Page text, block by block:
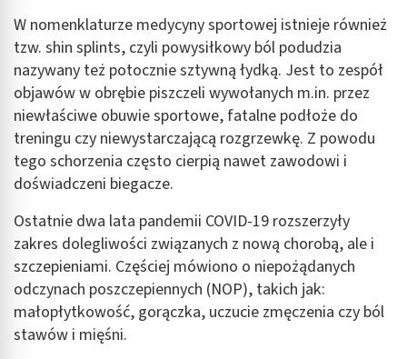
W nomenklaturze medycyny sportowej istnieje również
tzw. shin splints, czyli powysiłkowy ból podudzia
nazywany też potocznie sztywną łydką. Jest to zespół
objawów w obrębie piszczeli wywołanych m.in. przez
niewłaściwe obuwie sportowe, fatalne podłoże do
treningu czy niewystarczającą rozgrzewkę. Z powodu
tego schorzenia często cierpią nawet zawodowi i
doświadczeni biegacze.
Ostatnie dwa lata pandemii COVID-19 rozszerzyły
zakres dolegliwości związanych z nową chorobą, ale i
szczepieniami. Częściej mówiono o niepożądanych
odczynach poszczepiennych (NOP), takich jak:
małopłytkowość, gorączka, uczucie zmęczenia czy ból
stawów i mięśni.